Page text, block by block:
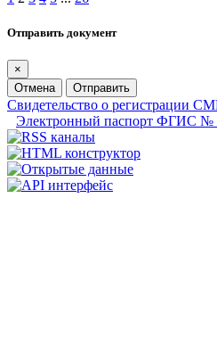
Отправить документ
×
Отмена
Отправить
Свидетельство о регистрации
Электронный паспорт ФГИС №